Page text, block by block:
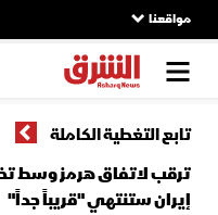
مواقعنا
تابع التغطية الكاملة
ترقب لاتفاق هرمز وسط
إيران ستنتهي "قريباً جداً"